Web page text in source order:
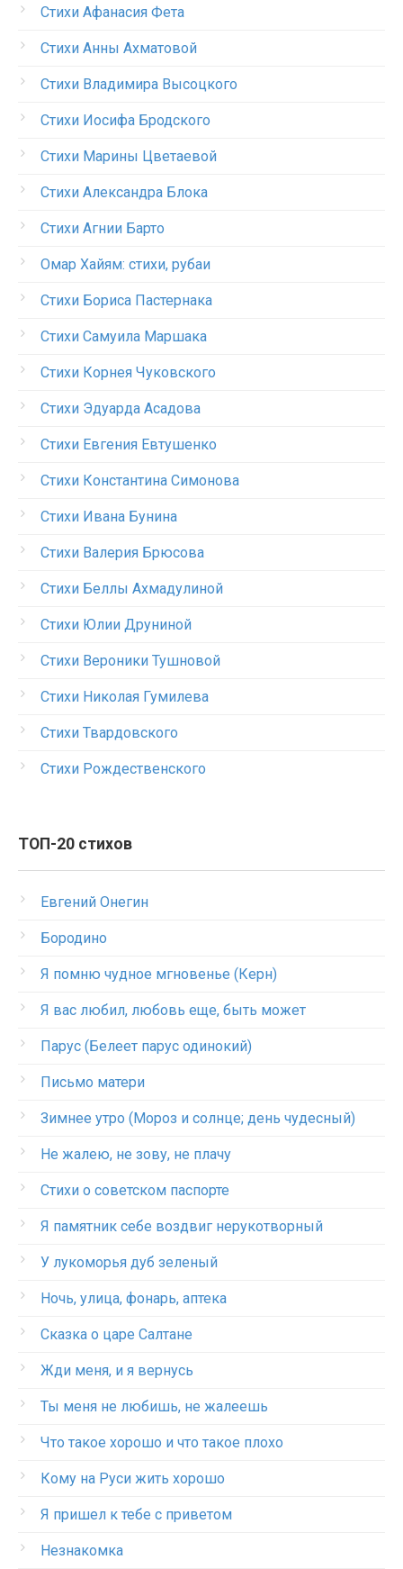
Стихи Афанасия Фета
Стихи Анны Ахматовой
Стихи Владимира Высоцкого
Стихи Иосифа Бродского
Стихи Марины Цветаевой
Стихи Александра Блока
Стихи Агнии Барто
Омар Хайям: стихи, рубаи
Стихи Бориса Пастернака
Стихи Самуила Маршака
Стихи Корнея Чуковского
Стихи Эдуарда Асадова
Стихи Евгения Евтушенко
Стихи Константина Симонова
Стихи Ивана Бунина
Стихи Валерия Брюсова
Стихи Беллы Ахмадулиной
Стихи Юлии Друниной
Стихи Вероники Тушновой
Стихи Николая Гумилева
Стихи Твардовского
Стихи Рождественского
ТОП-20 стихов
Евгений Онегин
Бородино
Я помню чудное мгновенье (Керн)
Я вас любил, любовь еще, быть может
Парус (Белеет парус одинокий)
Письмо матери
Зимнее утро (Мороз и солнце; день чудесный)
Не жалею, не зову, не плачу
Стихи о советском паспорте
Я памятник себе воздвиг нерукотворный
У лукоморья дуб зеленый
Ночь, улица, фонарь, аптека
Сказка о царе Салтане
Жди меня, и я вернусь
Ты меня не любишь, не жалеешь
Что такое хорошо и что такое плохо
Кому на Руси жить хорошо
Я пришел к тебе с приветом
Незнакомка